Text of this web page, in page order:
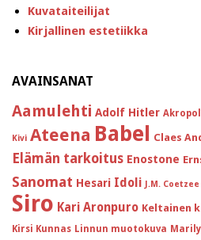
Kuvataiteilijat
Kirjallinen estetiikka
AVAINSANAT
Aamulehti Adolf Hitler
Kivi Ateena Babel Claes
Elämän tarkoitus Enostone
Sanomat Hesari Idoli J.M. Coetzee
Siro Kari Aronpuro Keltainen
Kirsi Kunnas Linnun muotokuva